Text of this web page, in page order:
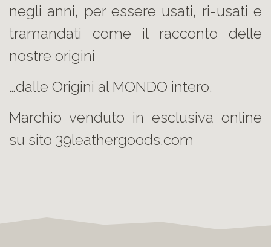
negli anni, per essere usati, ri-usati e
tramandati come il racconto delle
nostre origini
…dalle Origini al MONDO intero.
Marchio venduto in esclusiva online
su sito 39leathergoods.com